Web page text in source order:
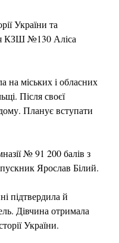
України та
КЗШ №130 Аліса
на міських і обласних
Після своєї
Планує вступати
№ 91 200 балів з
Ярослав Білий.
підтвердила й
Дівчина отримала
України.